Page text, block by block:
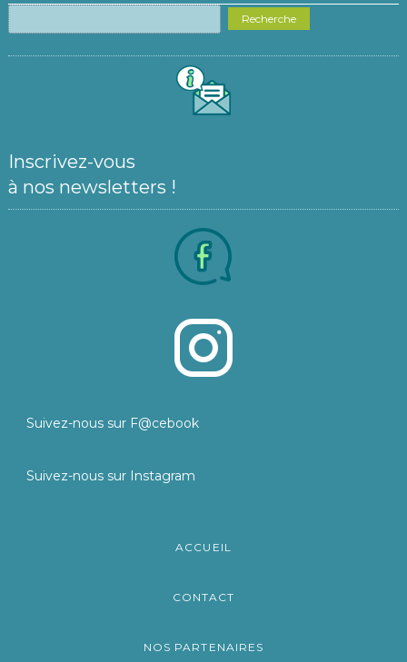
Recherche
Inscrivez-vous
à nos newsletters !
Suivez-nous sur F@cebook
Suivez-nous sur Instagram
ACCUEIL
CONTACT
NOS PARTENAIRES